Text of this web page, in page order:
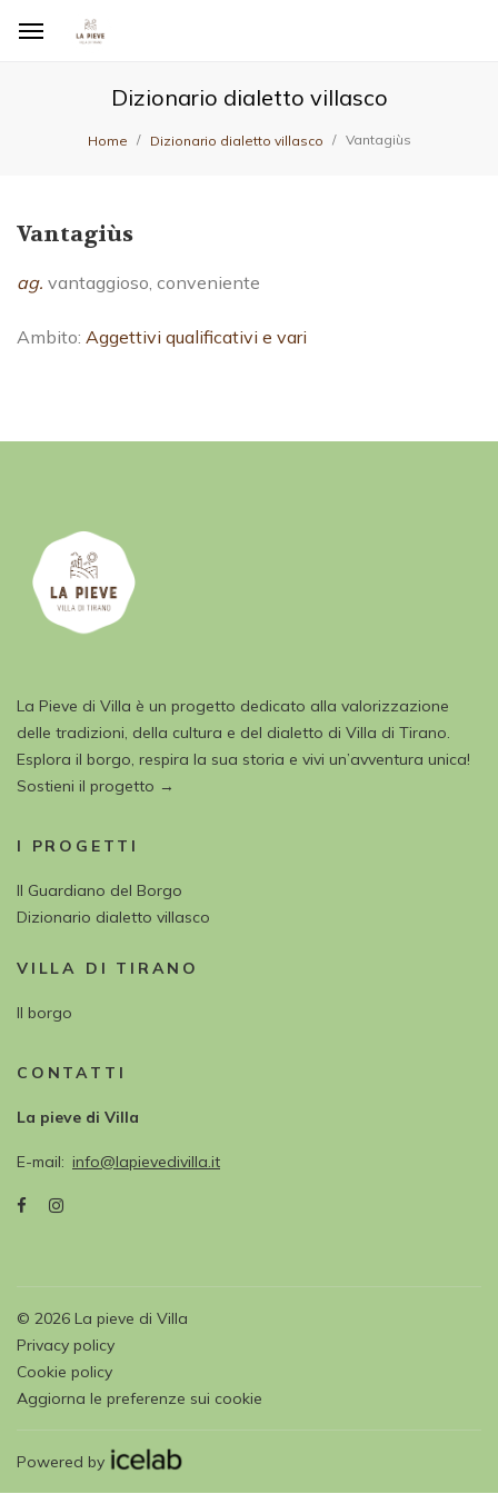
Dizionario dialetto villasco
Home Dizionario dialetto villasco Vantagiùs
Vantagiùs
ag. vantaggioso, conveniente
Ambito: Aggettivi qualificativi e vari
La Pieve di Villa è un progetto dedicato alla valorizzazione
delle tradizioni, della cultura e del dialetto di Villa di Tirano.
Esplora il borgo, respira la sua storia e vivi un’avventura unica!
Sostieni il progetto →
I PROGETTI
Il Guardiano del Borgo
Dizionario dialetto villasco
VILLA DI TIRANO
Il borgo
CONTATTI
La pieve di Villa
E-mail info@lapievedivilla.it
© 2026 La pieve di Villa
Privacy policy
Cookie policy
Aggiorna le preferenze sui cookie
Powered by